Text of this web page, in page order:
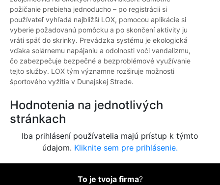
požičanie prebieha jednoducho – po registrácii si
používateľ vyhľadá najbližší LOX, pomocou aplikácie si
vyberie požadovanú pomôcku a po skončení aktivity ju
vráti späť do skrinky. Prevádzka systému je ekologická
vďaka solárnemu napájaniu a odolnosti voči vandalizmu,
čo zabezpečuje bezpečné a bezproblémové využívanie
tejto služby. LOX tým významne rozširuje možnosti
športového vyžitia v Dunajskej Strede.
Hodnotenia na jednotlivých
stránkach
Iba prihlásení používatelia majú prístup k týmto
údajom. Kliknite sem pre prihlásenie.
To je tvoja firma?